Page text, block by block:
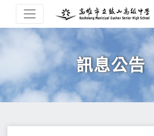
訊息公告